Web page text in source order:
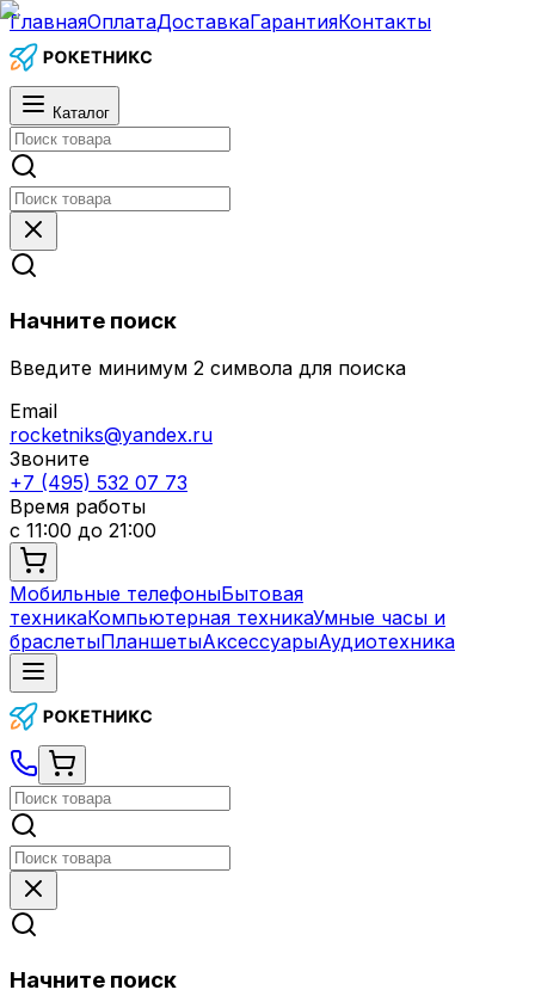
ГлавнаяОплатаДоставкаГарантияКонтакты
Каталог
Начните поиск
Введите минимум 2 символа для поиска
Email
rocketniks@yandex.ru
Звоните
+7 (495) 532 07 73
Время работы
с 11:00 до 21:00
Мобильные телефоныБытовая
техникаКомпьютерная техникаУмные часы и
браслетыПланшетыАксессуарыАудиотехника
Начните поиск